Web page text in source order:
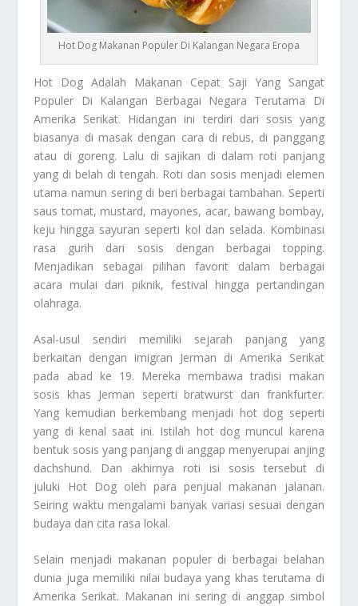
Hot Dog Makanan Populer Di Kalangan Negara Eropa
Hot Dog Adalah Makanan Cepat Saji Yang Sangat
Populer Di Kalangan Berbagai Negara Terutama Di
Amerika Serikat. Hidangan ini terdiri dari sosis yang
biasanya di masak dengan cara di rebus, di panggang
atau di goreng. Lalu di sajikan di dalam roti panjang
yang di belah di tengah. Roti dan sosis menjadi elemen
utama namun sering di beri berbagai tambahan. Seperti
saus tomat, mustard, mayones, acar, bawang bombay,
keju hingga sayuran seperti kol dan selada. Kombinasi
rasa gurih dari sosis dengan berbagai topping.
Menjadikan sebagai pilihan favorit dalam berbagai
acara mulai dari piknik, festival hingga pertandingan
olahraga.
Asal-usul sendiri memiliki sejarah panjang yang
berkaitan dengan imigran Jerman di Amerika Serikat
pada abad ke 19. Mereka membawa tradisi makan
sosis khas Jerman seperti bratwurst dan frankfurter.
Yang kemudian berkembang menjadi hot dog seperti
yang di kenal saat ini. Istilah hot dog muncul karena
bentuk sosis yang panjang di anggap menyerupai anjing
dachshund. Dan akhirnya roti isi sosis tersebut di
juluki
Hot Dogoleh para penjual makanan jalanan.
Seiring waktu mengalami banyak variasi sesuai dengan
budaya dan cita rasa lokal.
Selain menjadi makanan populer di berbagai belahan
dunia juga memiliki nilai budaya yang khas terutama di
Amerika Serikat. Makanan ini sering di anggap simbol